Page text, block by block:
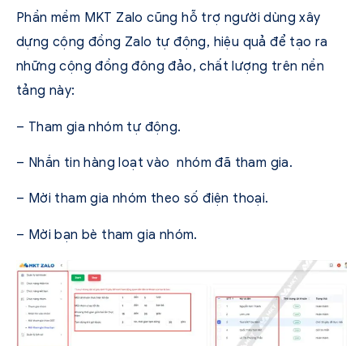
Phần mềm MKT Zalo cũng hỗ trợ người dùng xây
dựng cộng đồng Zalo tự động, hiệu quả để tạo ra
những cộng đồng đông đảo, chất lượng trên nền
tảng này:
– Tham gia nhóm tự động.
– Nhắn tin hàng loạt vào nhóm đã tham gia.
– Mời tham gia nhóm theo số điện thoại.
– Mời bạn bè tham gia nhóm.